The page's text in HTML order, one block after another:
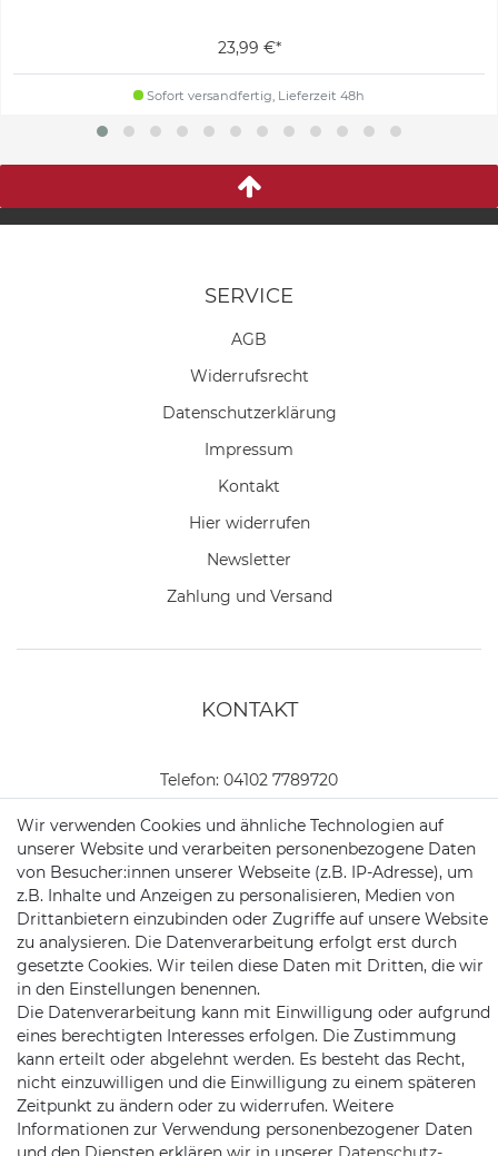
23,99 €*
Sofort versandfertig, Lieferzeit 48h
SERVICE
AGB
Widerrufs­recht
Daten­schutz­erklärung
Impressum
Kontakt
Hier widerrufen
Newsletter
Zahlung und Versand
KONTAKT
Telefon: 04102 7789720
Mail:kundenservice@motionandsports.de
Jochim-Klindt-Str. 5
22926 Ahrensburg
Schnellversand auf Facebook
Schnellversand auf Twitter
Schnellversand auf YouTube
Schnellversand auf
Schnellversand
Wir verwenden Cookies und ähnliche Technologien auf
unserer Website und verarbeiten personenbezogene Daten
von Besucher:innen unserer Webseite (z.B. IP-Adresse), um
z.B. Inhalte und Anzeigen zu personalisieren, Medien von
Drittanbietern einzubinden oder Zugriffe auf unsere Website
zu analysieren. Die Datenverarbeitung erfolgt erst durch
gesetzte Cookies. Wir teilen diese Daten mit Dritten, die wir
in den Einstellungen benennen.
Die Datenverarbeitung kann mit Einwilligung oder aufgrund
eines berechtigten Interesses erfolgen. Die Zustimmung
kann erteilt oder abgelehnt werden. Es besteht das Recht,
nicht einzuwilligen und die Einwilligung zu einem späteren
Zeitpunkt zu ändern oder zu widerrufen. Weitere
Informationen zur Verwendung personenbezogener Daten